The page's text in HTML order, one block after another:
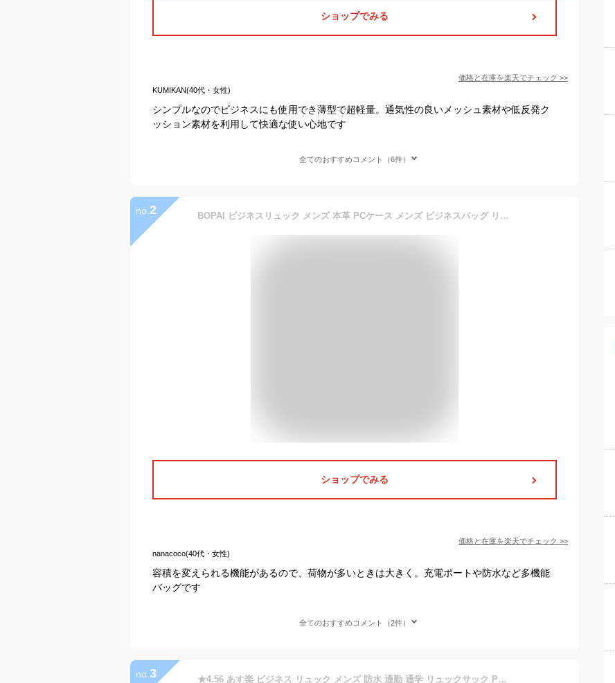
ショップでみる
価格と在庫を楽天でチェック >>
KUMIKAN(40代・女性)
シンプルなのでビジネスにも使用でき薄型で超軽量。通気性の良いメッシュ素材や低反発ク
ッション素材を利用して快適な使い心地です
全てのおすすめコメント（6件）
no. 2 BOPAI ビジネスリュック メンズ 本革 PCケース メンズ ビジネスバッグ リュック 拡張機能で使い勝手の良い 防犯 通勤 通学 出張 旅行 大容量 人気 おしゃれ 15.6インチ パソコン PCバッグ 急速充電USB3.0 Type-cポート ギフト プレゼント 贈り物 父の日 黒 革 即納
ショップでみる
価格と在庫を楽天でチェック >>
nanacoco(40代・女性)
容積を変えられる機能があるので、荷物が多いときは大きく。充電ポートや防水など多機能
バッグです
全てのおすすめコメント（2件）
no. 3 ★4.56 あす楽 ビジネス リュック メンズ 防水 通勤 通学 リュックサック PC バッグ 大容量 パソコン 黒 ブラック A4 USB 20L 3WAY 人気 鞄 出張 おしゃれ 男性 男 15.6インチ ビジネスバッグ ブランド 50代 40代 通勤バッグ 撥水 型崩れしない